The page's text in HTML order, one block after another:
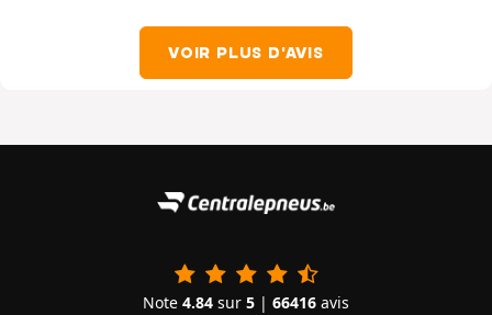
VOIR PLUS D'AVIS
Note 4.84 sur 5 | 66416 avis